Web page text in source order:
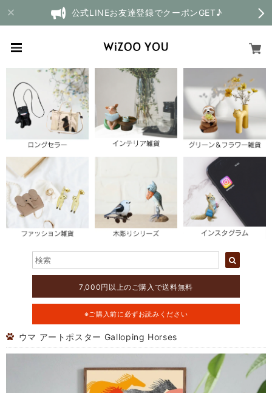
公式LINEお友達登録でクーポンGET♪
7,000円以上のご購入で送料無料
※ご購入前に必ずお読みください
ウマ アートポスター Galloping Horses